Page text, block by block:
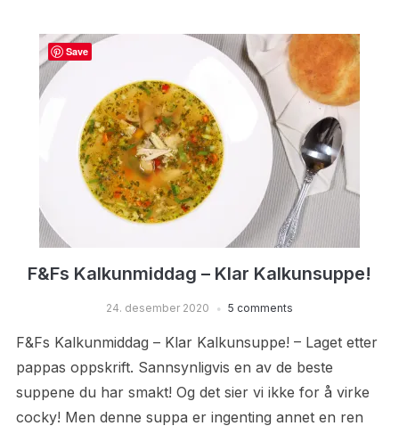
F&Fs Kalkunmiddag – Klar Kalkunsuppe!
24. desember 2020 5 comments
F&Fs Kalkunmiddag – Klar Kalkunsuppe! – Laget etter
pappas oppskrift. Sannsynligvis en av de beste
suppene du har smakt! Og det sier vi ikke for å virke
cocky! Men denne suppa er ingenting annet en ren
Save